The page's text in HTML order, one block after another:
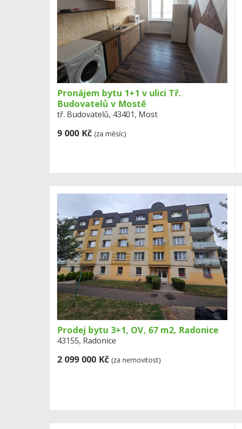
Pronájem bytu 1+1 v ulici Tř.
Budovatelů v Mostě
tř. Budovatelů, 43401, Most
9 000 Kč (za měsíc)
Prodej bytu 3+1, OV, 67 m2, Radonice
43155, Radonice
2 099 000 Kč (za nemovitost)